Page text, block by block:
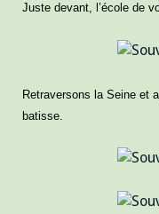
Juste devant, l’école de
Retraversons la Seine et
batisse.